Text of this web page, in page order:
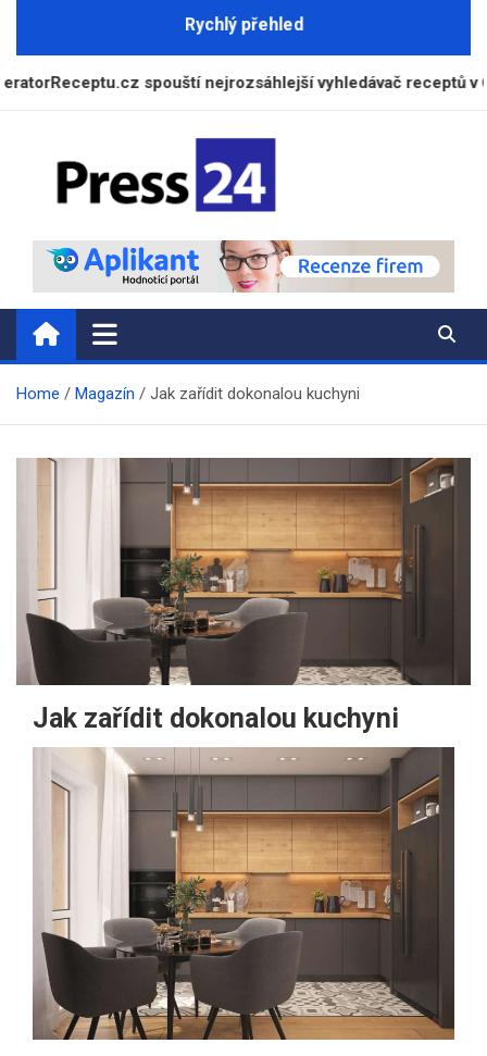
Rychlý přehled
spouští nejrozsáhlejší vyhledávač receptů v České
Press24.cz
Zpravodajský a informační portál
Home Magazín Jak zařídit dokonalou kuchyni
Jak zařídit dokonalou kuchyni